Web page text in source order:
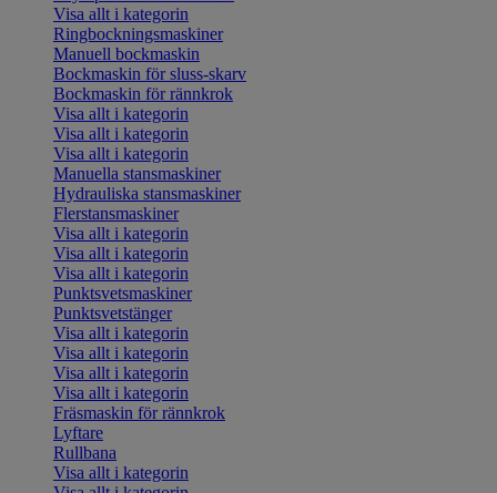
Visa allt i kategorin
Ringbockningsmaskiner
Manuell bockmaskin
Bockmaskin för sluss-skarv
Bockmaskin för rännkrok
Visa allt i kategorin
Visa allt i kategorin
Visa allt i kategorin
Manuella stansmaskiner
Hydrauliska stansmaskiner
Flerstansmaskiner
Visa allt i kategorin
Visa allt i kategorin
Visa allt i kategorin
Punktsvetsmaskiner
Punktsvetstänger
Visa allt i kategorin
Visa allt i kategorin
Visa allt i kategorin
Visa allt i kategorin
Fräsmaskin för rännkrok
Lyftare
Rullbana
Visa allt i kategorin